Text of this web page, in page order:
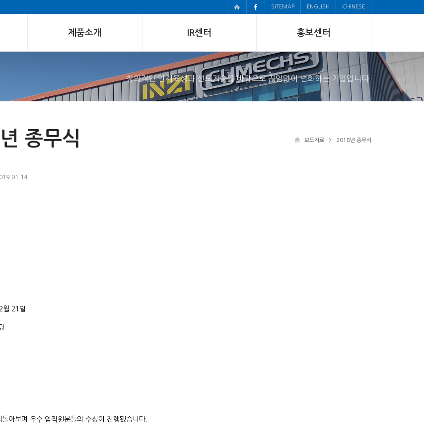
SITEMAP ENGLISH CHINESE
제품소개 IR센터 홍보센터
창의적인 인재육성과 선도기술을 바탕으로 끊임없이 변화하는 기업입니다.
종무식 보도자료 > 2018년 종무식
월 21일
돌아보며 우수 임직원분들의 수상이 진행됐습니다.